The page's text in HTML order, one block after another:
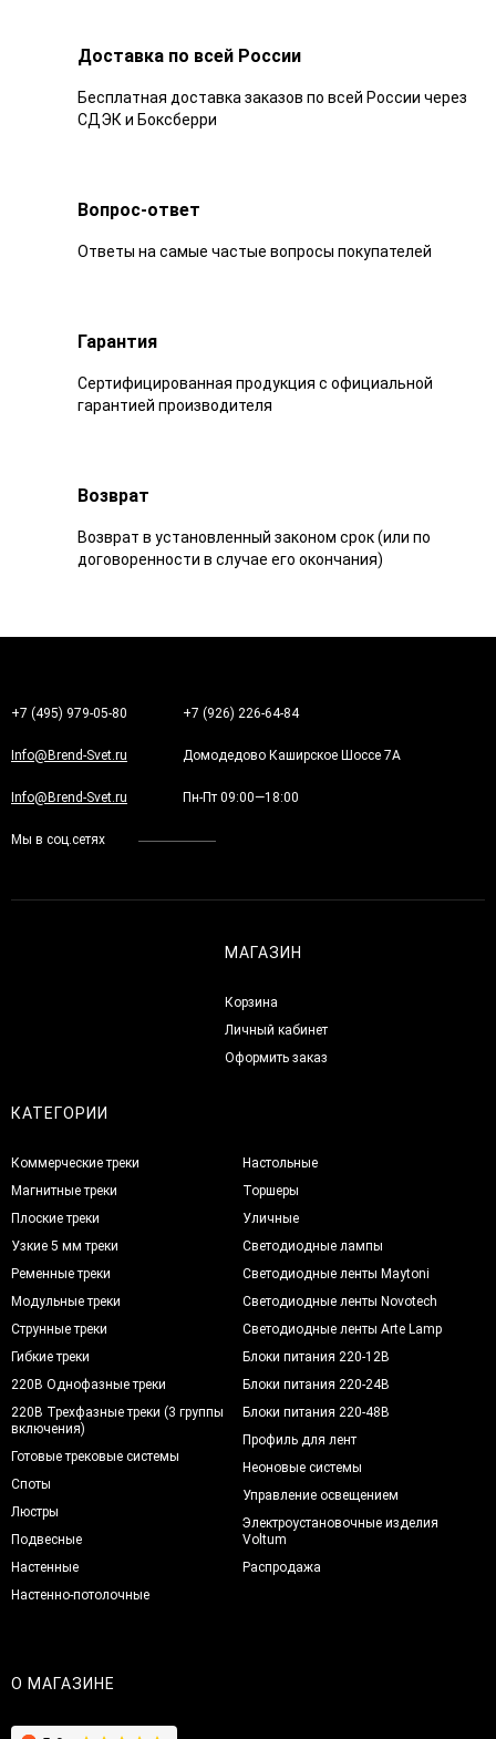
Доставка по всей России
Бесплатная доставка заказов по всей России через
СДЭК и Боксберри
Вопрос-ответ
Ответы на самые частые вопросы покупателей
Гарантия
Сертифицированная продукция с официальной
гарантией производителя
Возврат
Возврат в установленный законом срок (или по
договоренности в случае его окончания)
+7 (495) 979-05-80 +7 (926) 226-64-84
Info@Brend-Svet.ru Домодедово Каширское Шоссе 7А
Info@Brend-Svet.ru Пн-Пт 09:00—18:00
Мы в соц.сетях
МАГАЗИН
Корзина
Личный кабинет
Оформить заказ
КАТЕГОРИИ
Коммерческие треки
Магнитные треки
Плоские треки
Узкие 5 мм треки
Ременные треки
Модульные треки
Струнные треки
Гибкие треки
220В Однофазные треки
220В Трехфазные треки (3 группы
включения)
Готовые трековые системы
Споты
Люстры
Подвесные
Настенные
Настенно-потолочные
Настольные
Торшеры
Уличные
Светодиодные лампы
Светодиодные ленты Maytoni
Светодиодные ленты Novotech
Светодиодные ленты Arte Lamp
Блоки питания 220-12В
Блоки питания 220-24В
Блоки питания 220-48В
Профиль для лент
Неоновые системы
Управление освещением
Электроустановочные изделия
Voltum
Распродажа
О МАГАЗИНЕ